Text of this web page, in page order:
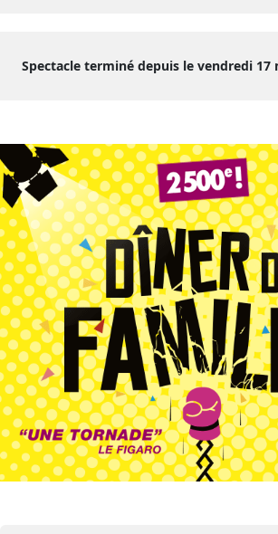
Spectacle terminé depuis le vendredi 17